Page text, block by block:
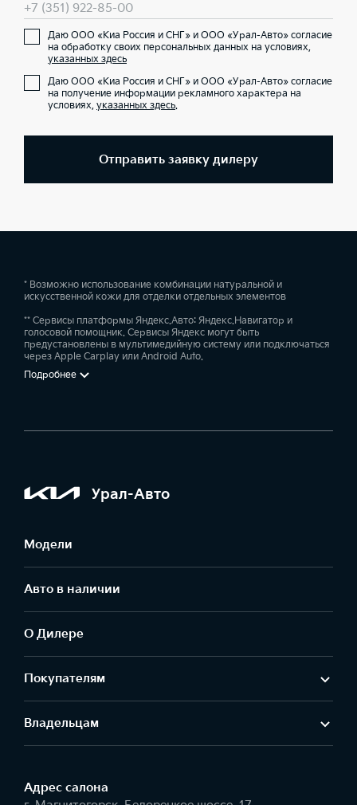
+7 (351) 922-85-00
Даю ООО «Киа Россия и СНГ» и ООО «Урал-Авто» согласие
на обработку своих персональных данных на условиях,
указанных здесь
Даю ООО «Киа Россия и СНГ» и ООО «Урал-Авто» согласие
на получение информации рекламного характера на
условиях, указанных здесь.
Отправить заявку дилеру
* Возможно использование комбинации натуральной и
искусственной кожи для отделки отдельных элементов
** Сервисы платформы Яндекс.Авто: Яндекс.Навигатор и
голосовой помощник. Сервисы Яндекс могут быть
предустановлены в мультимедийную систему или подключаться
через Apple Carplay или Android Auto.
Подробнее
Урал-Авто
Модели
Авто в наличии
О Дилере
Покупателям
Владельцам
Адрес салонa